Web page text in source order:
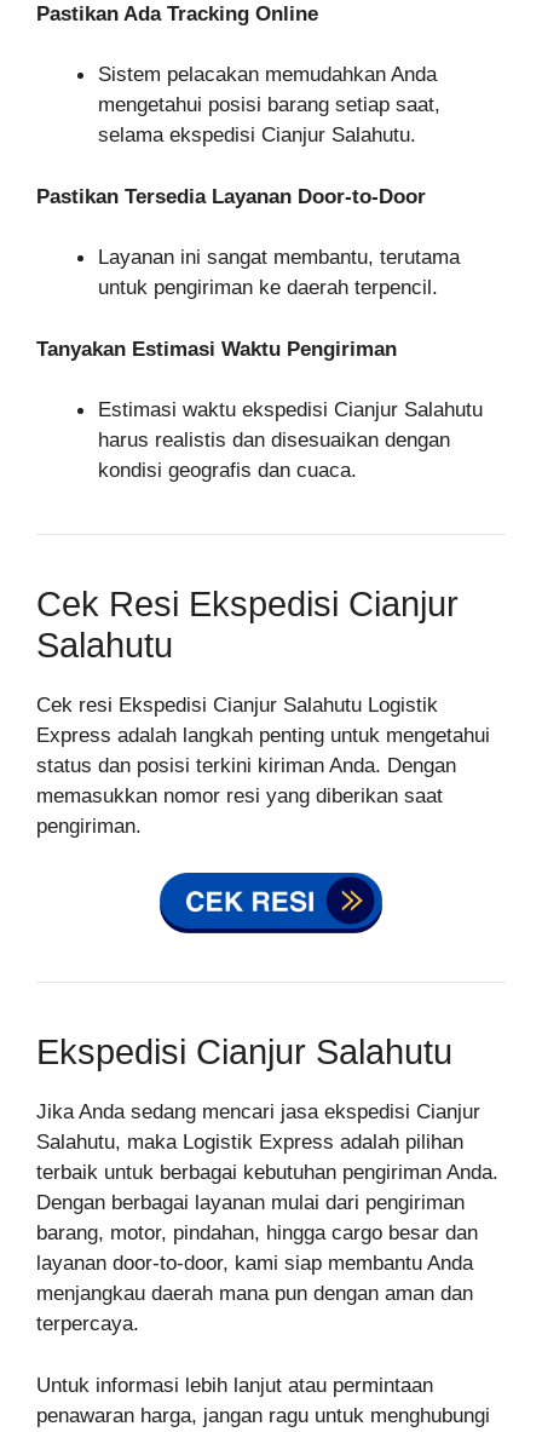
Pastikan Ada Tracking Online
Sistem pelacakan memudahkan Anda
mengetahui posisi barang setiap saat,
selama ekspedisi Cianjur Salahutu.
Pastikan Tersedia Layanan Door-to-Door
Layanan ini sangat membantu, terutama
untuk pengiriman ke daerah terpencil.
Tanyakan Estimasi Waktu Pengiriman
Estimasi waktu ekspedisi Cianjur Salahutu
harus realistis dan disesuaikan dengan
kondisi geografis dan cuaca.
Cek Resi Ekspedisi Cianjur
Salahutu
Cek resi Ekspedisi Cianjur Salahutu Logistik
Express adalah langkah penting untuk mengetahui
status dan posisi terkini kiriman Anda. Dengan
memasukkan nomor resi yang diberikan saat
pengiriman.
Ekspedisi Cianjur Salahutu
Jika Anda sedang mencari jasa ekspedisi Cianjur
Salahutu, maka Logistik Express adalah pilihan
terbaik untuk berbagai kebutuhan pengiriman Anda.
Dengan berbagai layanan mulai dari pengiriman
barang, motor, pindahan, hingga cargo besar dan
layanan door-to-door, kami siap membantu Anda
menjangkau daerah mana pun dengan aman dan
terpercaya.
Untuk informasi lebih lanjut atau permintaan
penawaran harga, jangan ragu untuk menghubungi